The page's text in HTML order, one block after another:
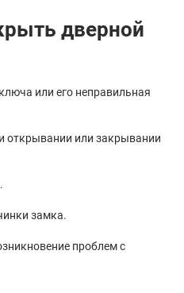
дверной
или его неправильная
открывании или закрывании
замка.
проблем с